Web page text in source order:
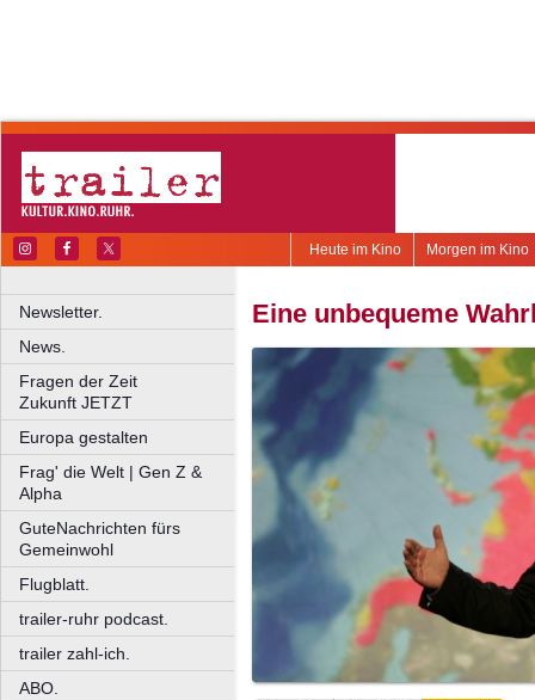
Morgen im Kino
Heute im Kino
Newsletter.
News.
Fragen der Zeit
Zukunft JETZT
Europa gestalten
Frag' die Welt | Gen Z &
Alpha
GuteNachrichten fürs
Gemeinwohl
Flugblatt.
trailer-ruhr podcast.
trailer zahl-ich.
ABO.
Eine unbequeme